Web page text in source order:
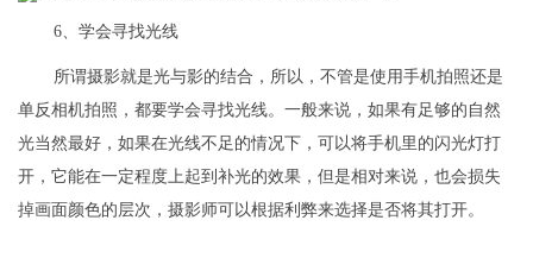
6、学会寻找光线
所谓摄影就是光与影的结合，所以，不管是使用手机拍照还是
单反相机拍照，都要学会寻找光线。一般来说，如果有足够的自然
光当然最好，如果在光线不足的情况下，可以将手机里的闪光灯打
开，它能在一定程度上起到补光的效果，但是相对来说，也会损失
掉画面颜色的层次，摄影师可以根据利弊来选择是否将其打开。